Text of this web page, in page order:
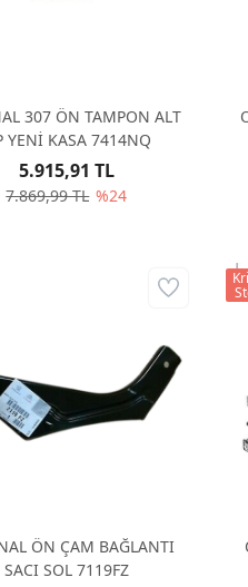
307 ÖN TAMPON ALT
YENİ KASA 7414NQ
7.869,99 TL %24
5.915,91 TL
ÖN ÇAM BAĞLANTI
SACI SOL 7119FZ